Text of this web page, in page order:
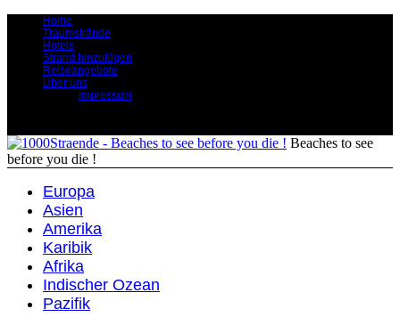
Home
Traumstrände
Hotels
Strand hinzufügen
Reiseangebote
Über uns
Impressum
Beaches to see
before you die !
Europa
Asien
Amerika
Karibik
Afrika
Indischer Ozean
Pazifik